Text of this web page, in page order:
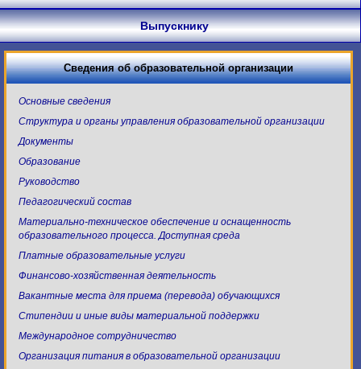
Выпускнику
Сведения об образовательной организации
Основные сведения
Структура и органы управления образовательной организации
Документы
Образование
Руководство
Педагогический состав
Материально-техническое обеспечение и оснащенность
образовательного процесса. Доступная среда
Платные образовательные услуги
Финансово-хозяйственная деятельность
Вакантные места для приема (перевода) обучающихся
Стипендии и иные виды материальной поддержки
Международное сотрудничество
Организация питания в образовательной организации